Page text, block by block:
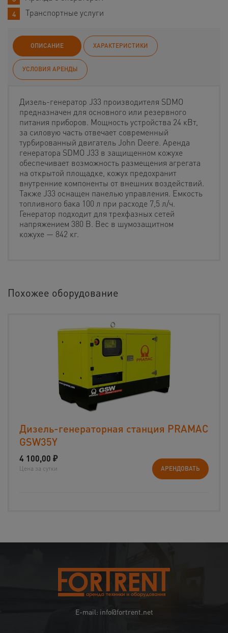
Транспортные услуги
ОПИСАНИЕ ХАРАКТЕРИСТИКИ
УСЛОВИЯ АРЕНДЫ
Дизель-генератор J33 производителя SDMO
предназначен для основного или резервного
питания приборов. Мощность устройства 24 кВт,
за силовую часть отвечает современный
турбированный двигатель John Deere. Аренда
генератора SDMO J33 в защищенном кожухе
обеспечивает возможность размещения агрегата
на открытой площадке, кожух предохранит
внутренние компоненты от внешних воздействий.
Также J33 оснащен панелью управления. Емкость
топливного бака 100 л при расходе 7,5 л/ч.
Генератор подходит для трехфазных сетей
напряжением 380 В. Вес в шумозащитном
кожухе — 842 кг.
Похожее оборудование
Дизель-генераторная станция PRAMAC
GSW35Y
4 100,00 ₽
Цена за сутки АРЕНДОВАТЬ
E-mail: info@fortrent.net